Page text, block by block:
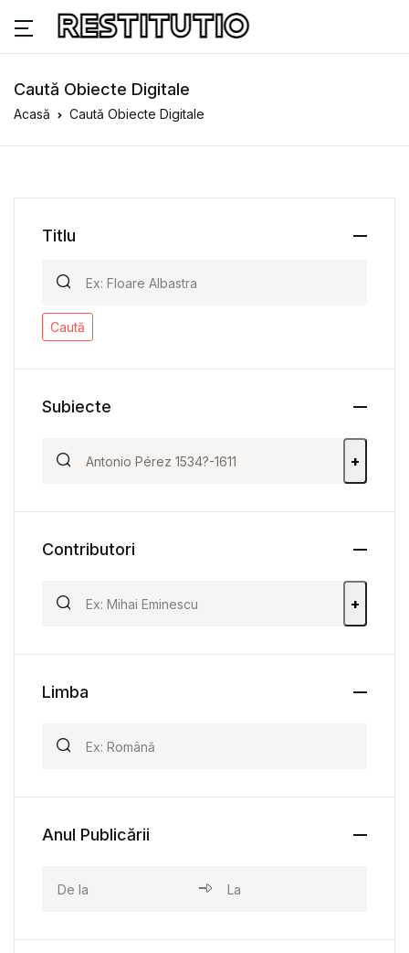
Caută Obiecte Digitale
Acasă Caută Obiecte Digitale
Titlu
Caută
Subiecte
+
Contributori
+
Limba
Anul Publicării